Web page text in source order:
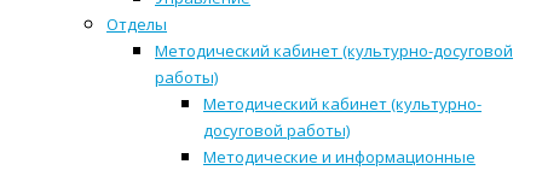
Отделы
Методический кабинет (культурно-досуговой
работы)
Методический кабинет (культурно-
досуговой работы)
Методические и информационные